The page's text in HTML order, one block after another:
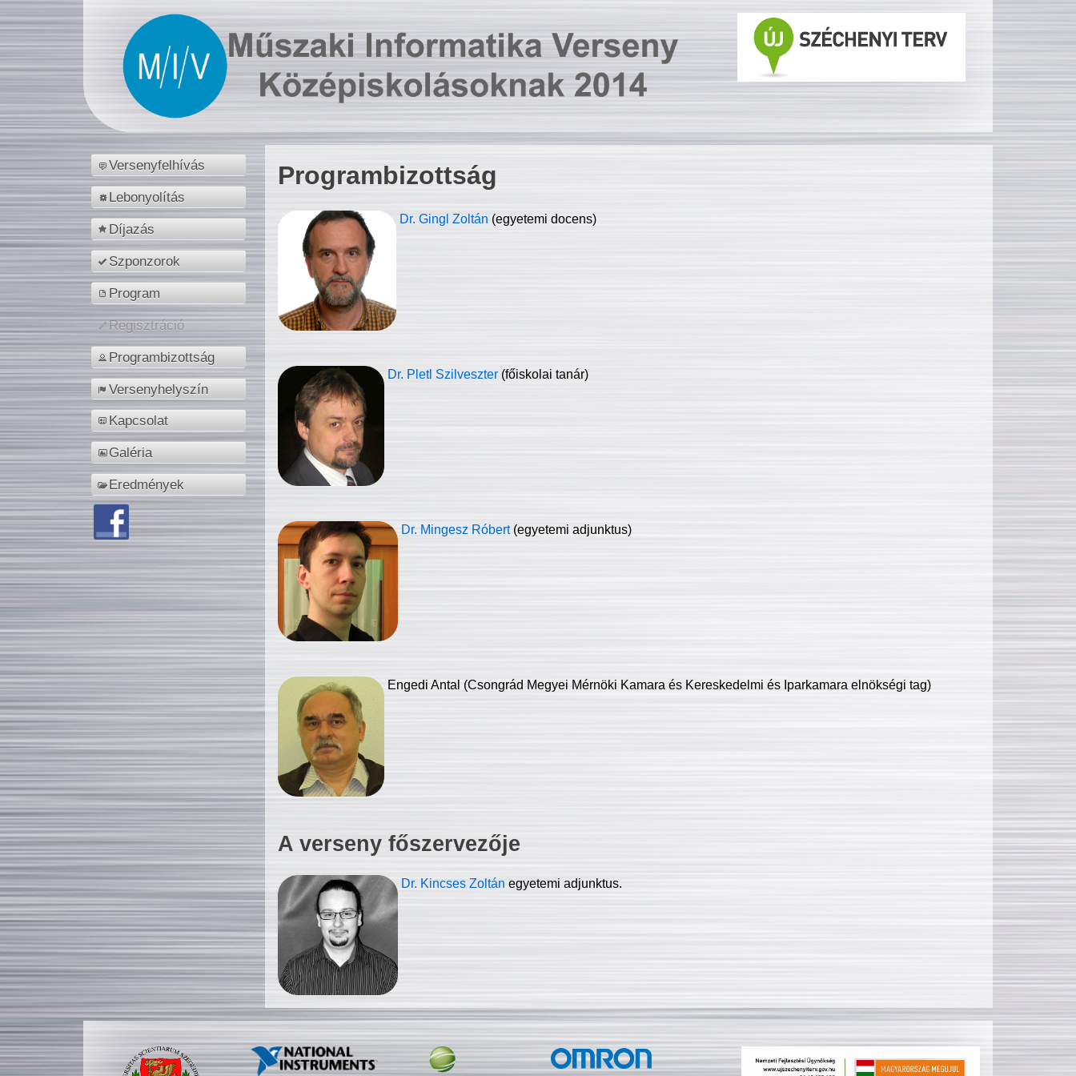
Versenyfelhívás
Lebonyolítás
Díjazás
Szponzorok
Program
Regisztráció
Programbizottság
Versenyhelyszín
Kapcsolat
Galéria
Eredmények
Programbizottság
Dr. Gingl Zoltán (egyetemi docens)
Dr. Pletl Szilveszter (főiskolai tanár)
Dr. Mingesz Róbert (egyetemi adjunktus)
Engedi Antal (Csongrád Megyei Mérnöki Kamara és Kereskedelmi és Iparkamara elnökségi tag)
A verseny főszervezője
Dr. Kincses Zoltán egyetemi adjunktus.